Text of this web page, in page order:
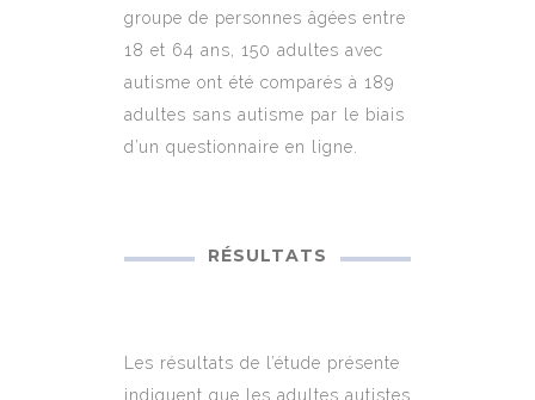
groupe de personnes âgées entre
18 et 64 ans, 150 adultes avec
autisme ont été comparés à 189
adultes sans autisme par le biais
d’un questionnaire en ligne.
RÉSULTATS
Les résultats de l’étude présente
indiquent que les adultes autistes